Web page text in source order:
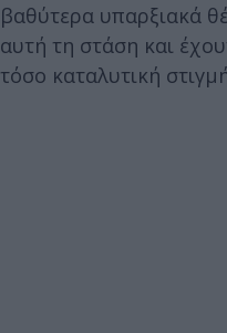
βαθύτερα υπαρξιακά
αυτή τη στάση και
τόσο καταλυτική